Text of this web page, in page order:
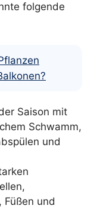
folgende
Saison mit
Schwamm,
und
Füßen und